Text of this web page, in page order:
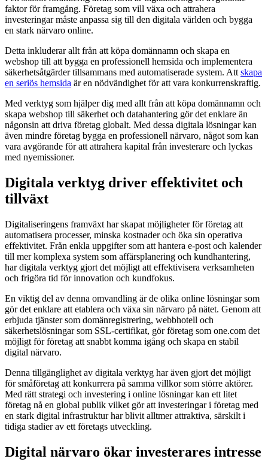
faktor för framgång. Företag som vill växa och attrahera
investeringar måste anpassa sig till den digitala världen och bygga
en stark närvaro online.
Detta inkluderar allt från att köpa domännamn och skapa en
webshop till att bygga en professionell hemsida och implementera
säkerhetsåtgärder tillsammans med automatiserade system. Att skapa
en seriös hemsida är en nödvändighet för att vara konkurrenskraftig.
Med verktyg som hjälper dig med allt från att köpa domännamn och
skapa webshop till säkerhet och datahantering gör det enklare än
någonsin att driva företag globalt. Med dessa digitala lösningar kan
även mindre företag bygga en professionell närvaro, något som kan
vara avgörande för att attrahera kapital från investerare och lyckas
med nyemissioner.
Digitala verktyg driver effektivitet och
tillväxt
Digitaliseringens framväxt har skapat möjligheter för företag att
automatisera processer, minska kostnader och öka sin operativa
effektivitet. Från enkla uppgifter som att hantera e-post och kalender
till mer komplexa system som affärsplanering och kundhantering,
har digitala verktyg gjort det möjligt att effektivisera verksamheten
och frigöra tid för innovation och kundfokus.
En viktig del av denna omvandling är de olika online lösningar som
gör det enklare att etablera och växa sin närvaro på nätet. Genom att
erbjuda tjänster som domänregistrering, webbhotell och
säkerhetslösningar som SSL-certifikat, gör företag som one.com det
möjligt för företag att snabbt komma igång och skapa en stabil
digital närvaro.
Denna tillgänglighet av digitala verktyg har även gjort det möjligt
för småföretag att konkurrera på samma villkor som större aktörer.
Med rätt strategi och investering i online lösningar kan ett litet
företag nå en global publik vilket gör att investeringar i företag med
en stark digital infrastruktur har blivit alltmer attraktiva, särskilt i
tidiga stadier av ett företags utveckling.
Digital närvaro ökar investerares intresse